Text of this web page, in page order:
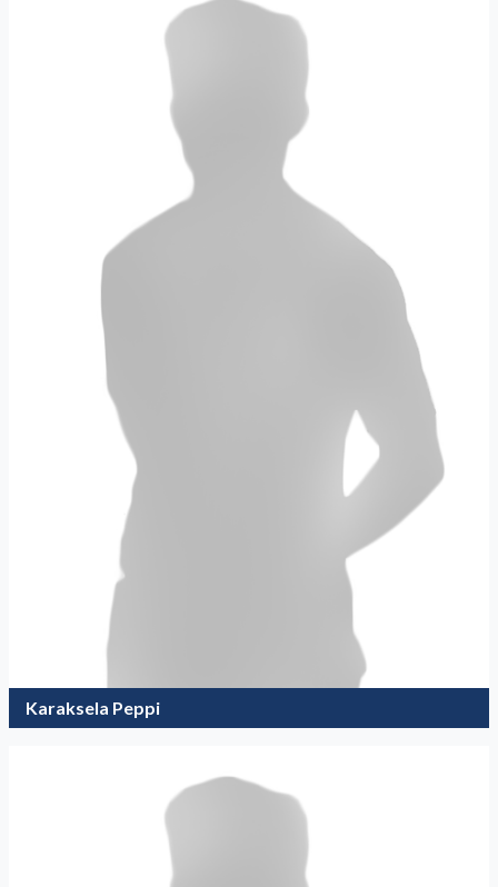
Karaksela Peppi